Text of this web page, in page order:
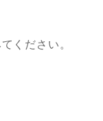
ください。